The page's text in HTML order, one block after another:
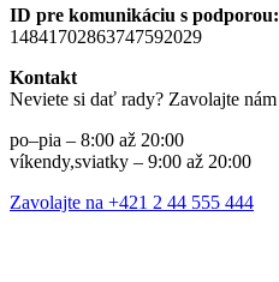
ID pre komunikáciu s podporou:
14841702863747592029
Kontakt
Neviete si dať rady? Zavolajte nám
po–pia – 8:00 až 20:00
víkendy,sviatky – 9:00 až 20:00
Zavolajte na +421 2 44 555 444